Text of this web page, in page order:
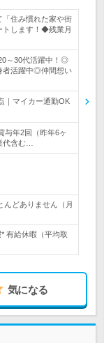
「住み慣れた家や街
トします！◆残業月
～30代活躍中！◎
者活躍中◎仲間想い
｜マイカー通勤OK
与年2回（昨年6ヶ
代含む…
どありません（月
有給休暇（平均取
気になる